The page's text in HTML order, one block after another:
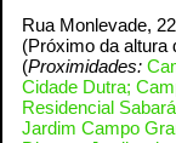
Rua Monlevade,
(Próximo da altura
(Proximidades:
Cidade Dutra;
Residencial
Jardim Campo